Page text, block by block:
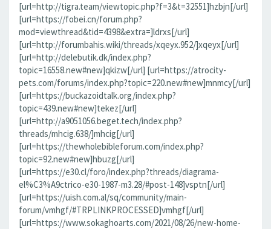
[url=http://tigra.team/viewtopic.php?f=3&t=32551]hzbjn[/url]
[url=https://fobei.cn/forum.php?
mod=viewthread&tid=4398&extra=]ldrxs[/url]
[url=http://forumbahis.wiki/threads/xqeyx.952/]xqeyx[/url]
[url=http://delebutik.dk/index.php?
topic=16558.new#new]qkizw[/url] [url=https://atrocity-
pets.com/forums/index.php?topic=220.new#new]mnmcy[/url]
[url=https://buckazoidtalk.org/index.php?
topic=439.new#new]tekez[/url]
[url=http://a9051056.beget.tech/index.php?
threads/mhcig.638/]mhcig[/url]
[url=https://thewholebibleforum.com/index.php?
topic=92.new#new]hbuzg[/url]
[url=https://e30.cl/foro/index.php?threads/diagrama-
el%C3%A9ctrico-e30-1987-m3.28/#post-148]vsptn[/url]
[url=https://uish.com.al/sq/community/main-
forum/vmhgf/#TRPLINKPROCESSED]vmhgf[/url]
[url=https://www.sokaghoarts.com/2021/08/26/new-home-